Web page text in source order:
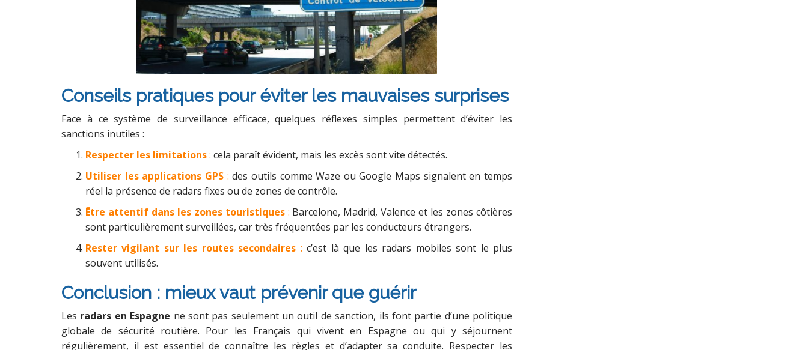
Conseils pratiques pour éviter les mauvaises surprises
Face à ce système de surveillance efficace, quelques réflexes simples permettent d’éviter les
sanctions inutiles :
Respecter les limitations: cela paraît évident, mais les excès sont vite détectés.
Utiliser les applications GPS: des outils comme Waze ou Google Maps signalent en temps
réel la présence de radars fixes ou de zones de contrôle.
Être attentif dans les zones touristiques: Barcelone, Madrid, Valence et les zones côtières
sont particulièrement surveillées, car très fréquentées par les conducteurs étrangers.
Rester vigilant sur les routes secondaires : c’est là que les radars mobiles sont le plus
souvent utilisés.
Conclusion : mieux vaut prévenir que guérir
Les radars en Espagne ne sont pas seulement un outil de sanction, ils font partie d’une politique
globale de sécurité routière. Pour les Français qui vivent en Espagne ou qui y séjournent
régulièrement, il est essentiel de connaître les règles et d’adapter sa conduite. Respecter les